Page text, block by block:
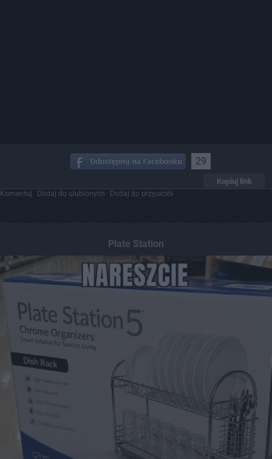
29
Kopiuj link
Komentuj Dodaj do ulubionych Dodaj do przyjaciół
Plate Station